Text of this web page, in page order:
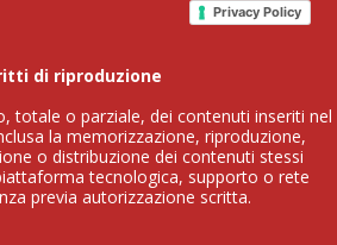
Privacy Policy
di riproduzione
totale o parziale, dei contenuti inseriti nel
la memorizzazione, riproduzione,
o distribuzione dei contenuti stessi
tecnologica, supporto o rete
previa autorizzazione scritta.